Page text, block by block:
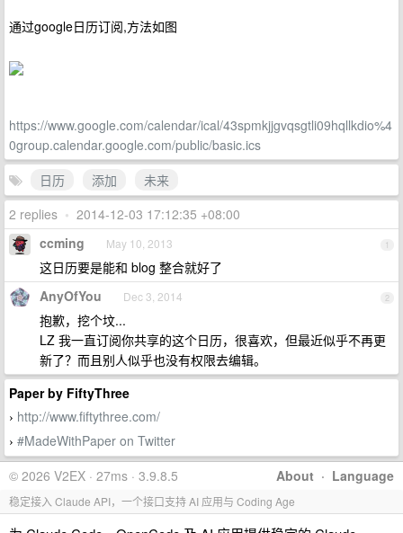
通过google日历订阅,方法如图
https://www.google.com/calendar/ical/43spmkjjgvqsgtli09hqllkdio%4
0group.calendar.google.com/public/basic.ics
日历
添加
未来
2 replies • 2014-12-03 17:12:35 +08:00
1
ccming May 10, 2013
这日历要是能和 blog 整合就好了
2
AnyOfYou Dec 3, 2014
抱歉，挖个坟...
LZ 我一直订阅你共享的这个日历，很喜欢，但最近似乎不再更
新了？而且别人似乎也没有权限去编辑。
Paper by FiftyThree
› http://www.fiftythree.com/
› #MadeWithPaper on Twitter
About · Language
© 2026 V2EX · 27ms · 3.9.8.5
稳定接入 Claude API，一个接口支持 AI 应用与 Coding Age